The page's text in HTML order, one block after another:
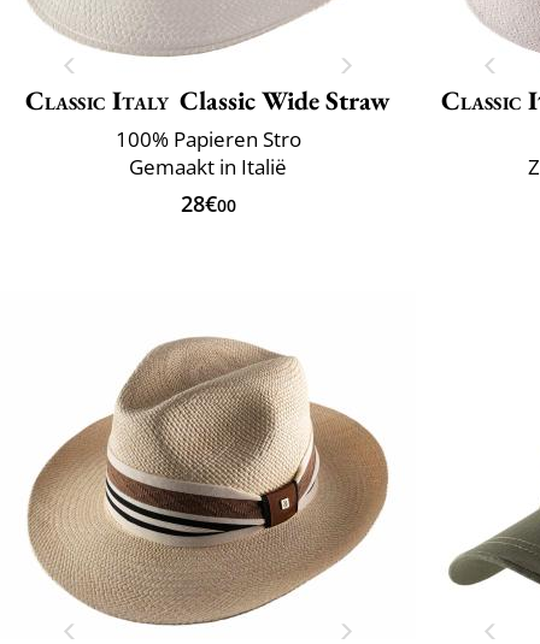
Classic Italy Classic Wide Straw
100% Papieren Stro
Gemaakt in Italië
28€00
Classic